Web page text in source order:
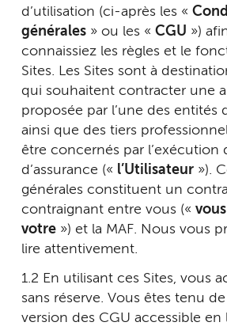
d’utilisation (ci-après les «
générales » ou les « CGU »)
connaissiez les règles et le
Sites. Les Sites sont à
qui souhaitent contracter une
proposée par l’une des entités
ainsi que des tiers
être concernés par l’exécution
d’assurance (« l’Utilisateur »).
générales constituent un
contraignant entre vous (« vous
votre ») et la MAF. Nous vous
lire attentivement.
1.2 En utilisant ces Sites, vous
sans réserve. Vous êtes tenu
version des CGU accessible en